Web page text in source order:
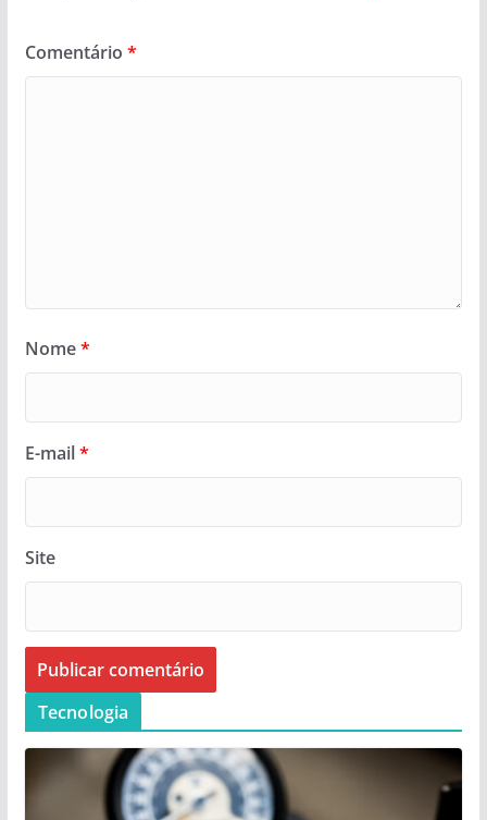
Comentário *
Nome*
E-mail*
Site
Tecnologia